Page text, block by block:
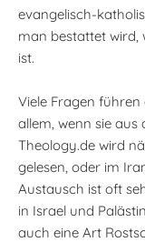
evangelisch-
man bestattet wird,
ist.
Viele Fragen
allem, wenn sie aus
Theology.de wird
gelesen, oder im
Austausch ist oft
in Israel und
auch eine Art